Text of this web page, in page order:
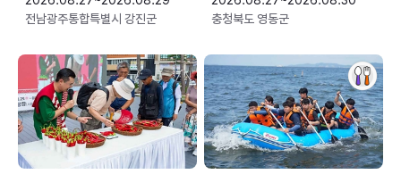
전남광주통합특별시 강진군
충청북도 영동군